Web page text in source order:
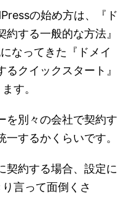
の始め方は、『ド
する一般的な方法』
なってきた『ドメイ
クイックスタート』
す。
を別々の会社で契約す
するかくらいです。
契約する場合、設定に
言って面倒くさ